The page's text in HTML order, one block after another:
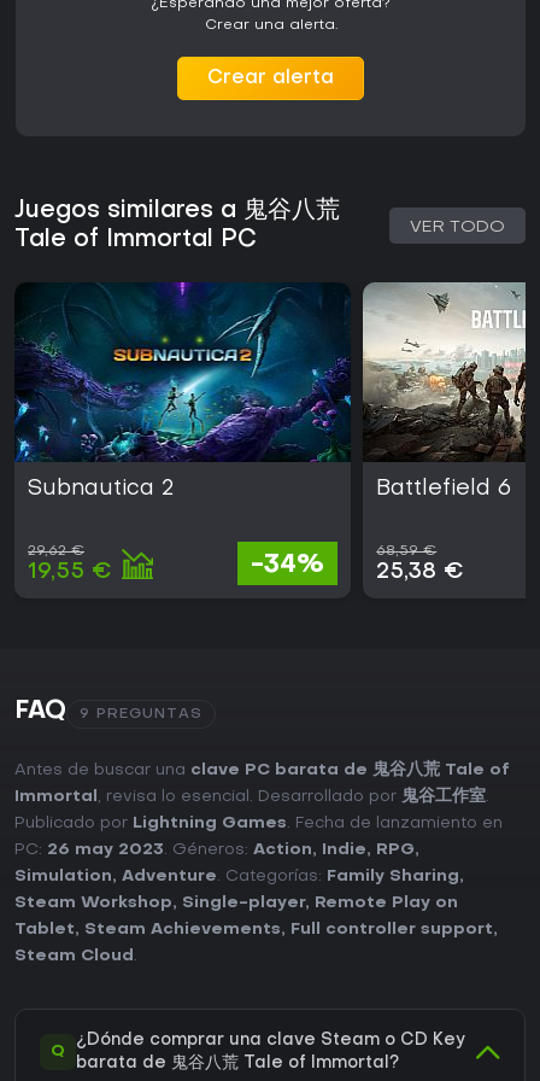
¿Esperando una mejor oferta?
Crear una alerta.
Crear alerta
Juegos similares a 鬼谷八荒
Tale of Immortal PC
VER TODO
Subnautica 2
29,62 €
19,55 € -34%
Battlefield 6
68,59 €
25,38 €
FAQ 9 PREGUNTAS
Antes de buscar una clave PC barata de 鬼谷八荒 Tale of
Immortal , revisa lo esencial. Desarrollado por 鬼谷工作室.
Publicado por Lightning Games. Fecha de lanzamiento en
PC: 26 may 2023. Géneros: Action, Indie, RPG,
Simulation, Adventure. Categorías: Family Sharing,
Steam Workshop, Single-player,
Remote Play on
Tablet, Steam Achievements, Full controller support,
Steam Cloud .
Q
¿Dónde comprar una clave Steam o CD Key
barata de 鬼谷八荒 Tale of Immortal?